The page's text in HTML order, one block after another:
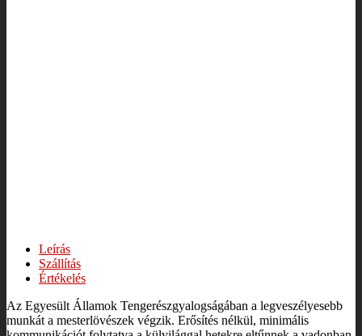
Leírás
Szállítás
Értékelés
Az ​Egyesült Államok Tengerészgyalogságában a legveszélyesebb
munkát a mesterlövészek végzik. Erősítés nélkül, minimális